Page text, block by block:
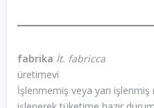
fabrika İt. fabricca
üretimevi
İşlenmemiş veya yarı